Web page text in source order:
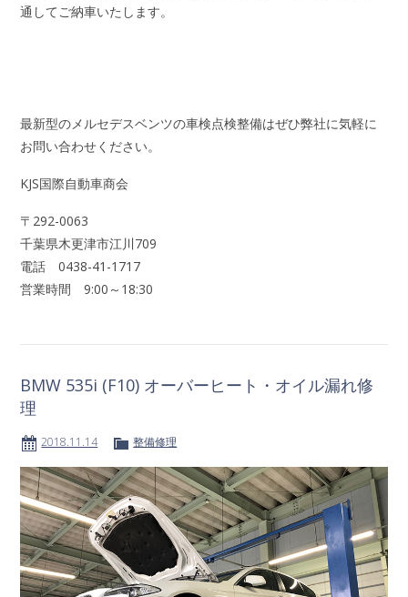
通してご納車いたします。
最新型のメルセデスベンツの車検点検整備はぜひ弊社に気軽に
お問い合わせください。
KJS国際自動車商会
〒292-0063
千葉県木更津市江川709
電話 0438-41-1717
営業時間 9:00～18:30
BMW 535i (F10) オーバーヒート・オイル漏れ修
理
2018.11.14 整備修理